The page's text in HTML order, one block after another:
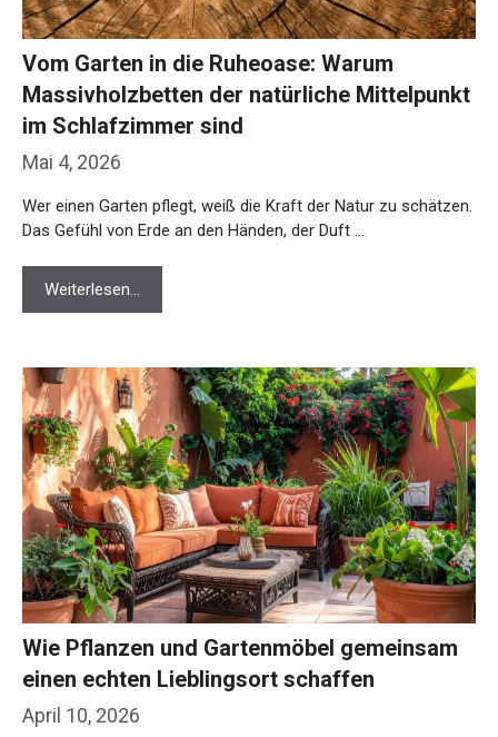
Mai 4, 2026
Vom Garten in die Ruheoase: Warum
Massivholzbetten der natürliche Mittelpunkt
im Schlafzimmer sind
Wer einen Garten pflegt, weiß die Kraft der Natur zu schätzen.
Das Gefühl von Erde an den Händen, der Duft …
Weiterlesen…
April 10, 2026
Wie Pflanzen und Gartenmöbel gemeinsam
einen echten Lieblingsort schaffen